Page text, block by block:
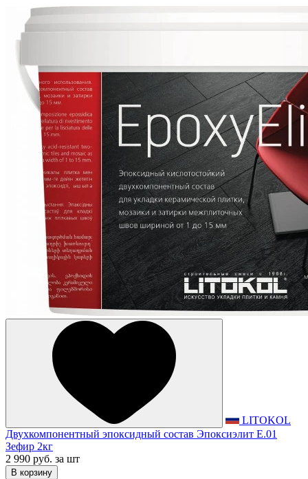
LITOKOL
Двухкомпонентный эпоксидный состав Эпоксиэлит E.01
Зефир 2кг
2 990 руб. за шт
В корзину